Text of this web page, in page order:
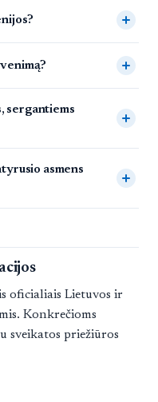
sergantiems
asmens
oficialiais Lietuvos ir
Konkrečioms
sveikatos priežiūros